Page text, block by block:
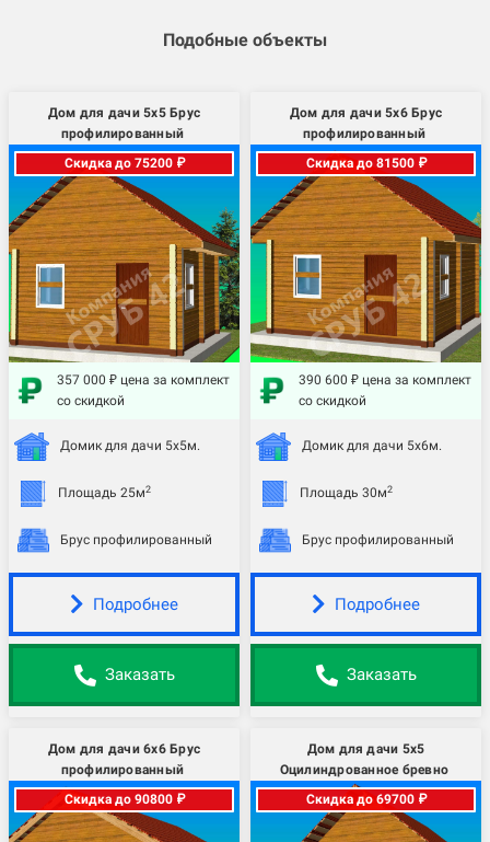
Подобные объекты
Дом для дачи 5х5 Брус
профилированный
Скидка до 75200 ₽
357 000 ₽ цена за комплект
со скидкой
Домик для дачи 5х5м.
Площадь 25м2
Брус профилированный
Подробнее
Заказать
Дом для дачи 5х6 Брус
профилированный
Скидка до 81500 ₽
390 600 ₽ цена за комплект
со скидкой
Домик для дачи 5х6м.
Площадь 30м2
Брус профилированный
Подробнее
Заказать
Дом для дачи 6х6 Брус
профилированный
Скидка до 90800 ₽
Дом для дачи 5х5
Оцилиндрованное бревно
Скидка до 69700 ₽